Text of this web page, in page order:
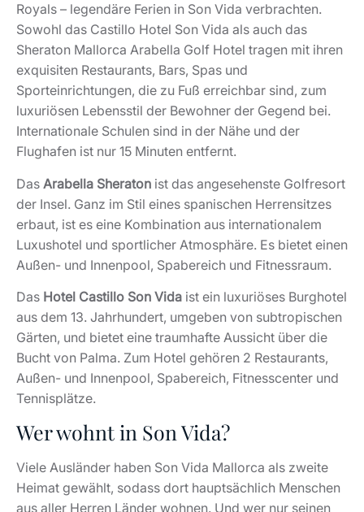
Royals – legendäre Ferien in Son Vida verbrachten.
Sowohl das Castillo Hotel Son Vida als auch das
Sheraton Mallorca Arabella Golf Hotel tragen mit ihren
exquisiten Restaurants, Bars, Spas und
Sporteinrichtungen, die zu Fuß erreichbar sind, zum
luxuriösen Lebensstil der Bewohner der Gegend bei.
Internationale Schulen sind in der Nähe und der
Flughafen ist nur 15 Minuten entfernt.
Das Arabella Sheraton ist das angesehenste Golfresort
der Insel. Ganz im Stil eines spanischen Herrensitzes
erbaut, ist es eine Kombination aus internationalem
Luxushotel und sportlicher Atmosphäre. Es bietet einen
Außen- und Innenpool, Spabereich und Fitnessraum.
Das Hotel Castillo Son Vida ist ein luxuriöses Burghotel
aus dem 13. Jahrhundert, umgeben von subtropischen
Gärten, und bietet eine traumhafte Aussicht über die
Bucht von Palma. Zum Hotel gehören 2 Restaurants,
Außen- und Innenpool, Spabereich, Fitnesscenter und
Tennisplätze.
Wer wohnt in Son Vida?
Viele Ausländer haben Son Vida Mallorca als zweite
Heimat gewählt, sodass dort hauptsächlich Menschen
aus aller Herren Länder wohnen. Und wer nur seinen